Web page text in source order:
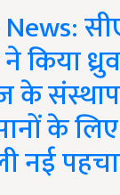
किया ध्रुव
के
के लिए
नई